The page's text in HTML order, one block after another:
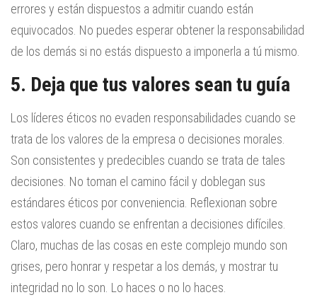
errores y están dispuestos a admitir cuando están
equivocados. No puedes esperar obtener la responsabilidad
de los demás si no estás dispuesto a imponerla a tú mismo.
5. Deja que tus valores sean tu guía
Los líderes éticos no evaden responsabilidades cuando se
trata de los valores de la empresa o decisiones morales.
Son consistentes y predecibles cuando se trata de tales
decisiones. No toman el camino fácil y doblegan sus
estándares éticos por conveniencia. Reflexionan sobre
estos valores cuando se enfrentan a decisiones difíciles.
Claro, muchas de las cosas en este complejo mundo son
grises, pero honrar y respetar a los demás, y mostrar tu
integridad no lo son. Lo haces o no lo haces.